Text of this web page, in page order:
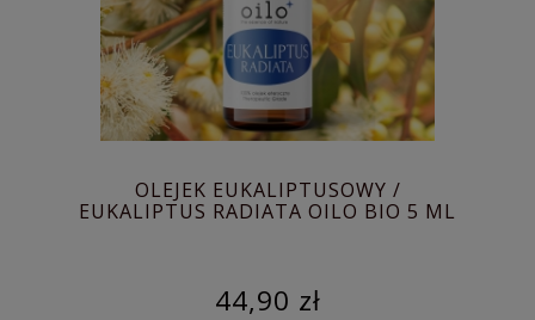
OLEJEK EUKALIPTUSOWY /
EUKALIPTUS RADIATA OILO BIO 5 ML
44,90 zł